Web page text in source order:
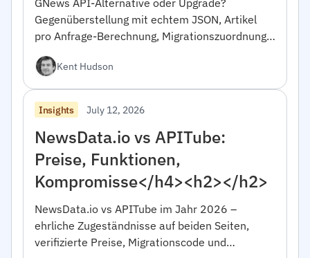
Gegenüberstellung mit echtem JSON, Artikel
pro Anfrage-Berechnung, Migrationszuordnung
Kent Hudson
Insights July 12, 2026
NewsData.io vs APITube:
Preise, Funktionen,
Kompromisse</h4><h2></h2>
NewsData.io vs APITube im Jahr 2026 –
ehrliche Zugeständnisse auf beiden Seiten,
verifizierte Preise, Migrationscode und